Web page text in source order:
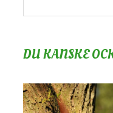
DU KANSKE